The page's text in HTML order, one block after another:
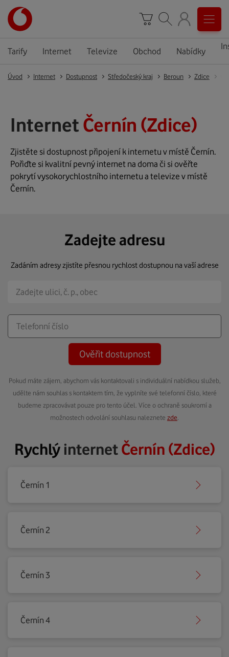
Tarify Internet Televize Obchod Nabídky
Úvod Internet Dostupnost Středočeský kraj Beroun Zdice
Internet Černín (Zdice)
Zjistěte si dostupnost připojení k internetu v místě Černín.
Pořiďte si kvalitní pevný internet na doma či si ověřte
pokrytí vysokorychlostního internetu a televize v místě
Černín.
Zadejte adresu
Zadáním adresy zjistíte přesnou rychlost dostupnou na vaší adrese
Ověřit dostupnost
Pokud máte zájem, abychom vás kontaktovali s individuální nabídkou služeb,
udělte nám souhlas s kontaktem tím, že vyplníte své telefonní číslo, které
budeme zpracovávat pouze pro tento účel. Více o ochraně soukromí a
možnostech odvolání souhlasu naleznete zde
RychlýinternetČernín (Zdice)
Černín 1
Černín 2
Černín 3
Černín 4